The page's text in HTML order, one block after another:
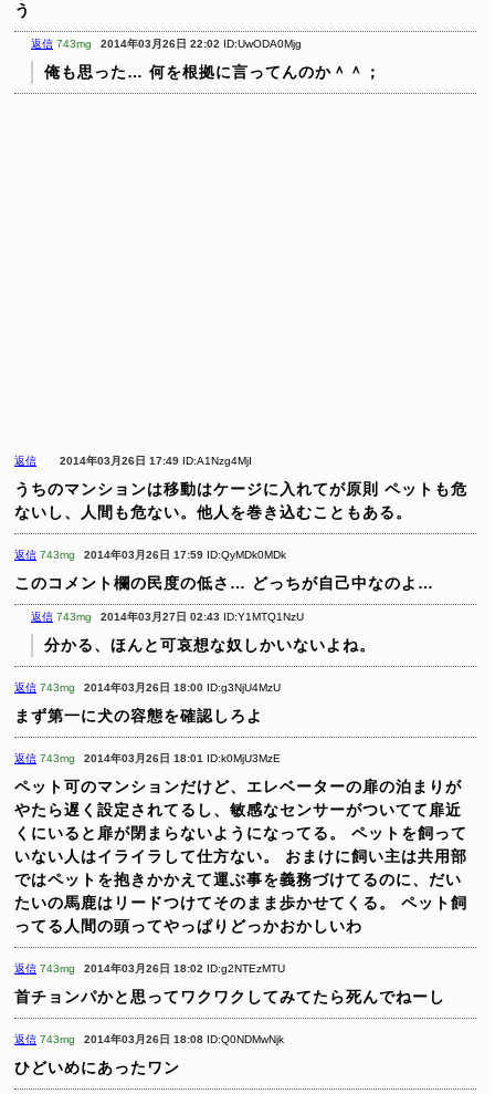
う
返信 743mg 2014年03月26日 22:02 ID:UwODA0Mjg
俺も思った… 何を根拠に言ってんのか＾＾；
返信 2014年03月26日 17:49 ID:A1Nzg4MjI
うちのマンションは移動はケージに入れてが原則 ペットも危
ないし、人間も危ない。他人を巻き込むこともある。
返信 743mg 2014年03月26日 17:59 ID:QyMDk0MDk
このコメント欄の民度の低さ… どっちが自己中なのよ…
返信 743mg 2014年03月27日 02:43 ID:Y1MTQ1NzU
分かる、ほんと可哀想な奴しかいないよね。
返信 743mg 2014年03月26日 18:00 ID:g3NjU4MzU
まず第一に犬の容態を確認しろよ
返信 743mg 2014年03月26日 18:01 ID:k0MjU3MzE
ペット可のマンションだけど、エレベーターの扉の泊まりが
やたら遅く設定されてるし、敏感なセンサーがついてて扉近
くにいると扉が閉まらないようになってる。
ペットを飼って
いない人はイライラして仕方ない。
おまけに飼い主は共用部
ではペットを抱きかかえて運ぶ事を義務づけてるのに、だい
たいの馬鹿はリードつけてそのまま歩かせてくる。
ペット飼
ってる人間の頭ってやっぱりどっかおかしいわ
返信 743mg 2014年03月26日 18:02 ID:g2NTEzMTU
首チョンパかと思ってワクワクしてみてたら死んでねーし
返信 743mg 2014年03月26日 18:08 ID:Q0NDMwNjk
ひどいめにあったワン